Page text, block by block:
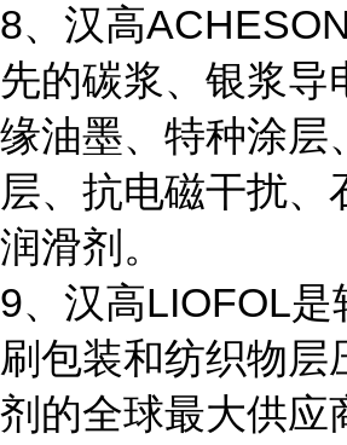
8、汉高
先的碳浆、银浆导
缘油墨、特种涂层
层、抗电磁干扰、
润滑剂。
9、汉高LIOFOL是
刷包装和纺织物层
剂的全球最大供应